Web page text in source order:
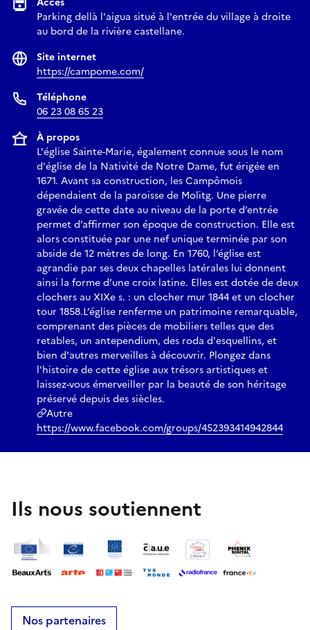
Parking dellà l'aigua situé à l'entrée du village à droite
au bord de la rivière castellane.
Site internet
https://campome.com/
Téléphone
06 23 08 65 23
À propos
L'église Sainte-Marie, également connue sous le nom
d'église de la Nativité de Notre Dame, fut érigée en
1671. Avant sa construction, les Campômois
dépendaient de la paroisse de Molitg. Une pierre
gravée de cette date au niveau de la porte d’entrée
permet d’affirmer son époque de construction. Elle est
alors constituée par une nef unique terminée par son
abside de 12 mètres de long. En 1760, l’église est
agrandie par ses deux chapelles latérales lui donnent
ainsi la forme d’une croix latine. Elles est dotée de deux
clochers au XIXe s. : un clocher mur 1844 et un clocher
tour 1858.L’église renferme un patrimoine remarquable,
comprenant des pièces de mobiliers telles que des
retables, un antependium, des roda d'esquellins, et
bien d'autres merveilles à découvrir. Plongez dans
l'histoire de cette église aux trésors artistiques et
laissez-vous émerveiller par la beauté de son héritage
préservé depuis des siècles.
Autre
https://www.facebook.com/groups/452393414942844
Ils nous soutiennent
Nos partenaires